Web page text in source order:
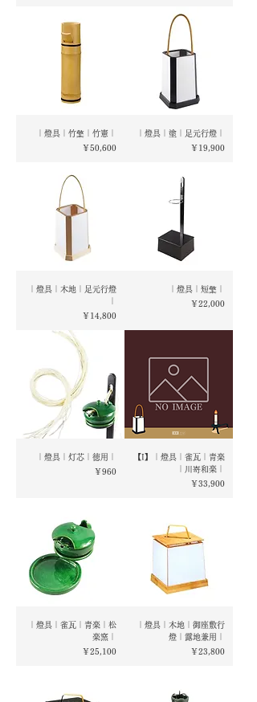
｜燈具｜竹檠｜竹憲｜
価格
￥50,600
｜燈具｜塗｜足元行燈｜
価格
￥19,900
｜燈具｜木地｜足元行燈
価格
￥14,800
｜燈具｜短檠｜
価格
￥22,000
｜燈具｜灯芯｜徳用｜
価格
￥960
【I】｜燈具｜雀瓦｜青楽
｜川嵜和楽｜
価格
￥33,900
｜燈具｜雀瓦｜青楽｜松
楽窯｜
価格
￥25,100
｜燈具｜木地｜御座敷行
燈｜露地兼用｜
価格
￥23,800